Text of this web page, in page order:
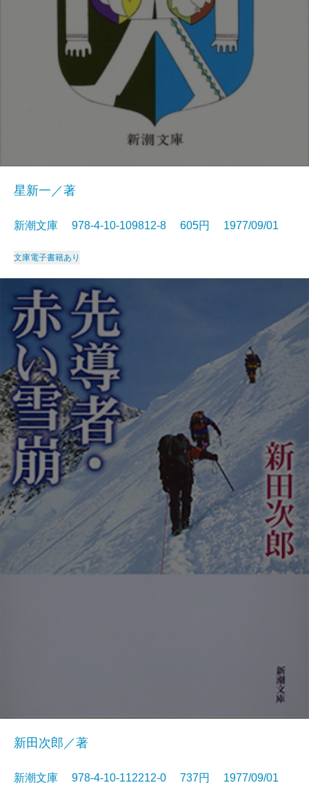
星新一／著
新潮文庫 978-4-10-109812-8 605円 1977/09/01
文庫電子書籍あり
新田次郎／著
新潮文庫 978-4-10-112212-0 737円 1977/09/01